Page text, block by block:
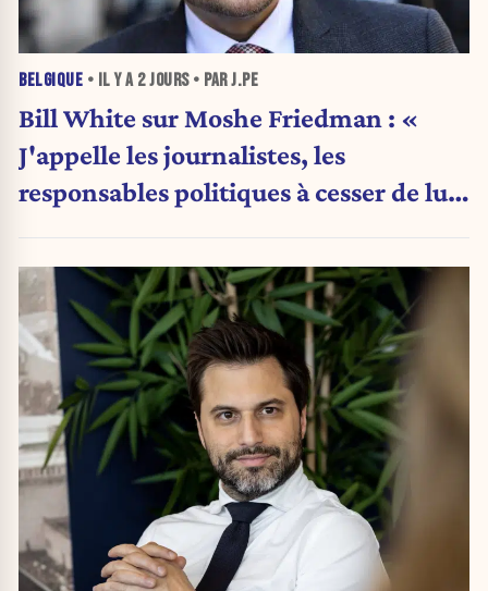
BELGIQUE • IL Y A 2 JOURS• PAR J.PE
Bill White sur Moshe Friedman : «
J'appelle les journalistes, les
responsables politiques à cesser de lui